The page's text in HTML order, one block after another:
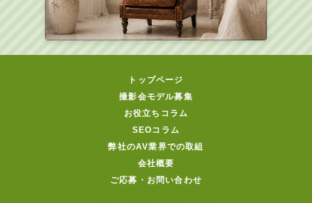
トップページ
撮影会モデル募集
お役立ちコラム
SEOコラム
弊社のAV業界での取組
会社概要
ご応募・お問い合わせ